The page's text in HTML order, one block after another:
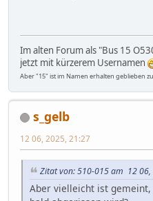
Im alten Forum als "Bus 15
jetzt mit kürzerem Usernamen
Aber "15" ist im Namen erhalten geblieben
s_gelb
12 06, 2025, 21:27
Zitat von: 510-015 am 12 06,
Aber vielleicht ist gemeint,